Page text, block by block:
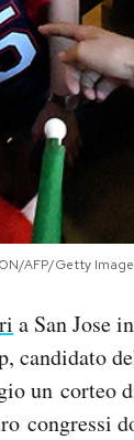
AFP/Getty
a San Jose
candidato
un corteo
congressi